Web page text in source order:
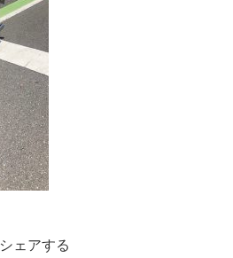
シェアする